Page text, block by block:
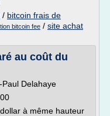
/ bitcoin frais de
bitcoin fee / site achat
au coût du
Delahaye
à même hauteur